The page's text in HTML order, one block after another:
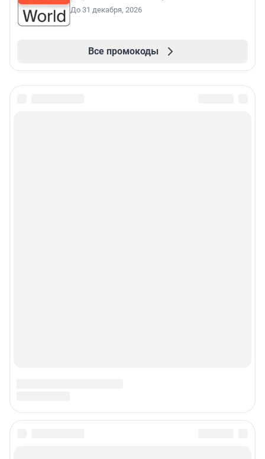
До 31 декабря, 2026
Все промокоды